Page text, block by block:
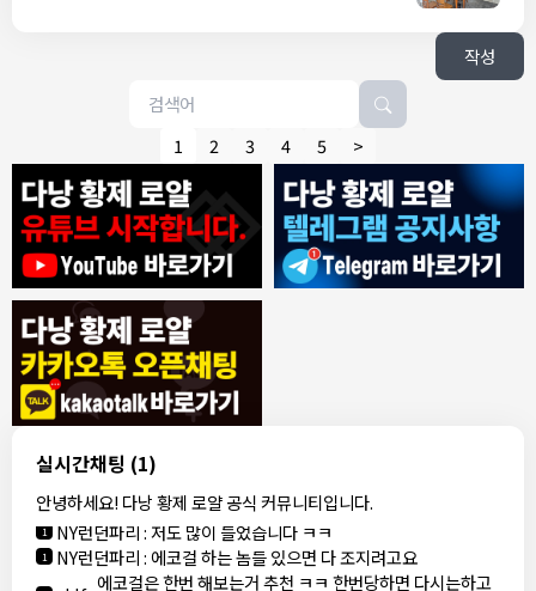
실시간채팅 (1)
안녕하세요! 다낭 황제 로얄 공식 커뮤니티입니다.
8/4/2026
1 모기한테물림:여기도 문의해보면 바로 알려줌
1 모기한테물림:정찰가보다 쌀수 없음
1 결혼안해:ㄹㅇ 팩트 ㅋㅋㅋㅋ
결혼안해:ㄹㅇ 팩트 ㅋㅋㅋㅋ
8/5/2026
NY런던파리 :다낭 에코걸 여기서 예약 가능한가요?
1 3군:에코걸 좀 조심 하는게 좋음
1 NY런던파리:저도 많이 들었습니다 ㅋㅋ
1 NY런던파리: 에코걸 하는 놈들 있으면 다 조지려고요
에코걸은 한번 해보는거 추천 ㅋㅋ 한번당하면 다시는하고
작성
1 2 3 4 5 >